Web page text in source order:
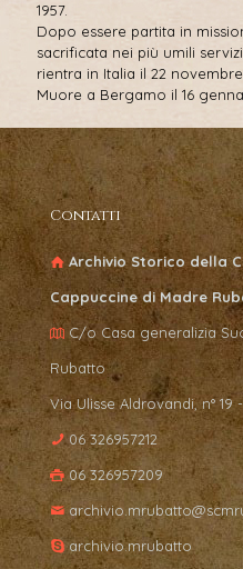
1957.
Dopo essere partita in
sacrificata nei più umili
rientra in Italia il 22
Muore a Bergamo il 16
Contatti
Archivio Storico della
Cappuccine di Madre
C/o Casa generalizia
Rubatto
Via Ulisse Aldrovandi, n° 19
06 326957212
06 326957209
archivio.mrubatto